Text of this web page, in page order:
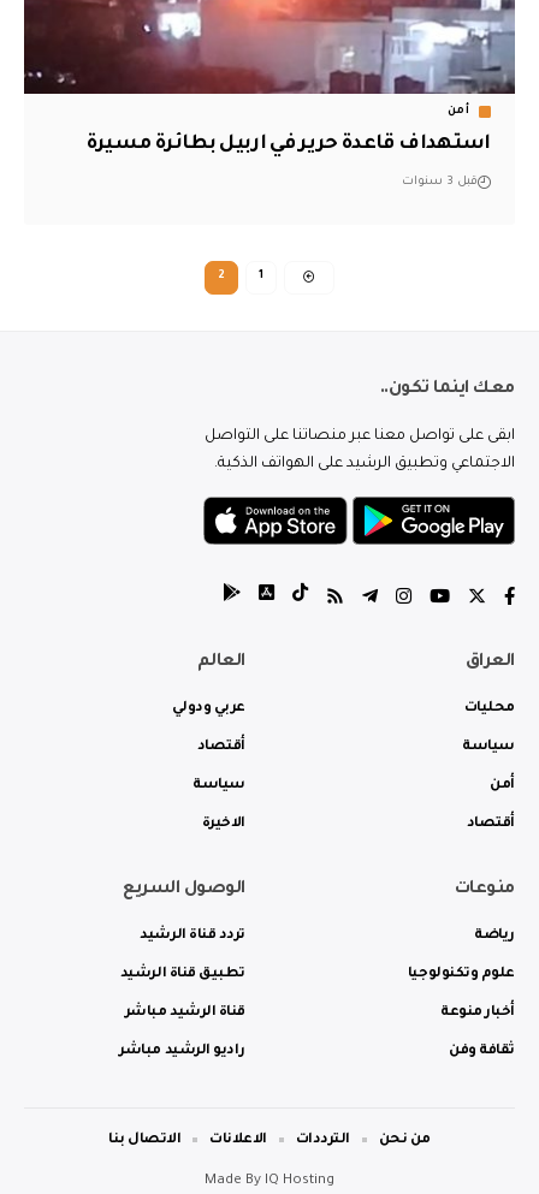
أمن
استهداف قاعدة حرير في اربيل بطائرة مسيرة
قبل 3 سنوات
1
2
معك اينما تكون..
ابقى على تواصل معنا عبر منصاتنا على التواصل
الاجتماعي وتطبيق الرشيد على الهواتف الذكية.
العراق
محليات
سياسة
أمن
أقتصاد
العالم
عربي ودولي
أقتصاد
سياسة
الاخيرة
منوعات
رياضة
علوم وتكنولوجيا
أخبار منوعة
ثقافة وفن
الوصول السريع
تردد قناة الرشيد
تطبيق قناة الرشيد
قناة الرشيد مباشر
راديو الرشيد مباشر
Made By IQ Hosting
من نحن الترددات الاعلانات الاتصال بنا